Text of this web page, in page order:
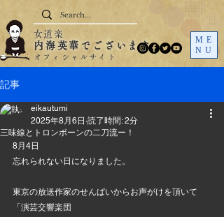
ME
NU
女道楽
内海英華でございます
オフィシャルサイト
記事
三味線とトロンボーンの二刀流ー！
eikautumi
2025年8月6日 読了時間: 2分
8月4日
忘れられない日になりました。
東京の放送作家のせんぱいからお声がけを頂いて
「演芸交響楽団